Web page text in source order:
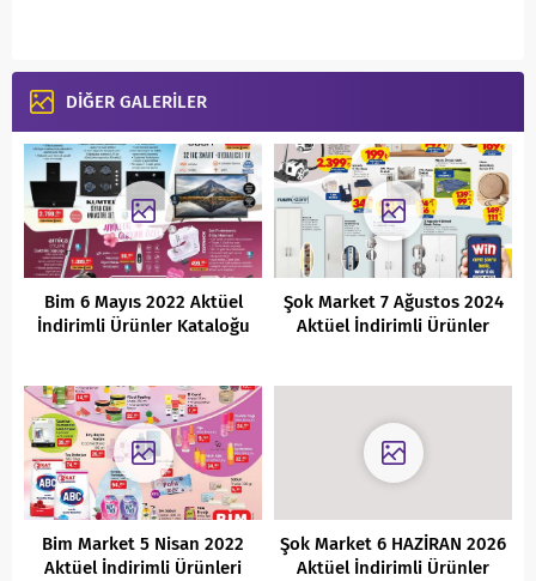
DİĞER GALERİLER
Bim 6 Mayıs 2022 Aktüel
İndirimli Ürünler Kataloğu
Şok Market 7 Ağustos 2024
Aktüel İndirimli Ürünler
Bim Market 5 Nisan 2022
Aktüel İndirimli Ürünleri
Şok Market 6 HAZİRAN 2026
Aktüel İndirimli Ürünler